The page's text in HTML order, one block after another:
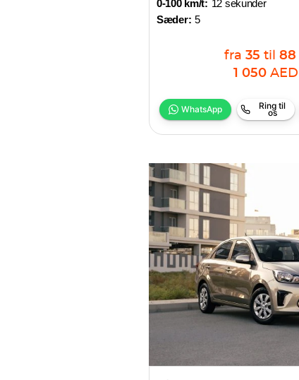
0-100 km/t: 12 sekunder
Sæder: 5
fra 35 til 88
1 050 AED
WhatsApp Ring til
os